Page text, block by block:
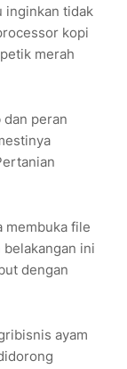
inginkan tidak
kopi
merah
peran
membuka file
ini
dengan
ayam